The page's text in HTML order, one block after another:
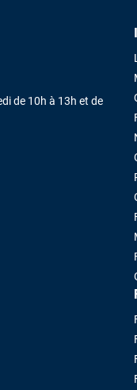
de 10h à 13h et de
Maronui
J'ai
été